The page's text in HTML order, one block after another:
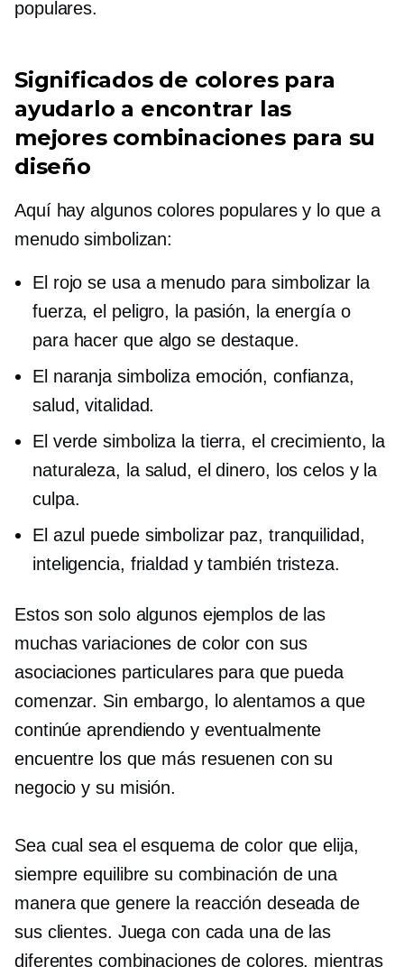
populares.
Significados de colores para
ayudarlo a encontrar las
mejores combinaciones para su
diseño
Aquí hay algunos colores populares y lo que a
menudo simbolizan:
El rojo se usa a menudo para simbolizar la
fuerza, el peligro, la pasión, la energía o
para hacer que algo se destaque.
El naranja simboliza emoción, confianza,
salud, vitalidad.
El verde simboliza la tierra, el crecimiento, la
naturaleza, la salud, el dinero, los celos y la
culpa.
El azul puede simbolizar paz, tranquilidad,
inteligencia, frialdad y también tristeza.
Estos son solo algunos ejemplos de las
muchas variaciones de color con sus
asociaciones particulares para que pueda
comenzar. Sin embargo, lo alentamos a que
continúe aprendiendo y eventualmente
encuentre los que más resuenen con su
negocio y su misión.
Sea cual sea el esquema de color que elija,
siempre equilibre su combinación de una
manera que genere la reacción deseada de
sus clientes. Juega con cada una de las
diferentes combinaciones de colores, mientras